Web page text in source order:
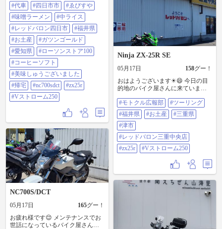
らコンビニ休憩して😄 無事に帰宅
しました😂 ちょっと暑かったけど
楽しかったです🎵😁 ＃モトクル広
報部 ＃ツーリング ＃三重県 ＃津市
＃レッドバロン三重中央店 ＃トリ
ックスター ＃エヴァンゲリオン ＃
マフラー ＃代車 ＃四日市市 ＃ゑび
すや ＃味噌ラーメン ＃中ライス ＃
レッドバロン四日市 ＃福井県 ＃お
土産 ＃ガツンゴールド ＃愛知県 ＃
ローソンストア100 ＃コーヒーソフ
ト ＃美味しゅうございました ＃帰
宅 ＃nc700sdct ＃zx25r ＃Vストロー
#代車
#四日市市
#ゑびすや
#味噌ラーメン
#中ライス
#レッドバロン四日市
#福井県
#お土産
#ガツンゴールド
#愛知県
#ローソンストア100
#コーヒーソフト
#美味しゅうございました
#帰宅
#nc700sdct
#zx25r
#Vストローム250
NC700S/DCT
05月17日 165グー！
お疲れ様です😌 メンテナンスでお
世話になっているバイク屋さんに
Ninja ZX-25R SE
05月17日 158グー！
おはようございます☀😄 今日の目
的地のバイク屋さんに来ています
に行った時の、お土産を渡しまし
た😊 ＃モトクル広報部 ＃ツーリン
グ ＃福井県 ＃お土産 ＃三重県 ＃
津市 ＃レッドバロン三重中央店 ＃
zx25r ＃Vストローム250
#モトクル広報部
#ツーリング
#福井県
#お土産
#三重県
#津市
#レッドバロン三重中央店
#zx25r
#Vストローム250